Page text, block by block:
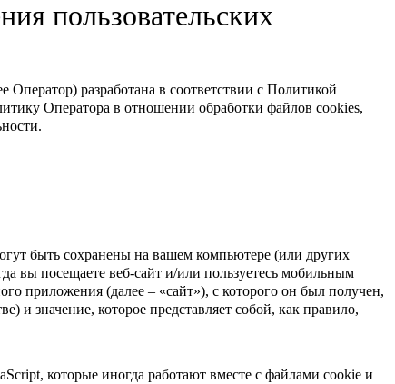
пользовательских
разработана в соответствии с Политикой
Оператора в отношении обработки файлов cookies,
быть сохранены на вашем компьютере (или других
вы посещаете веб-сайт и/или пользуетесь мобильным
приложения (далее – «сайт»), с которого он был получен,
и значение, которое представляет собой, как правило,
которые иногда работают вместе с файлами cookie и